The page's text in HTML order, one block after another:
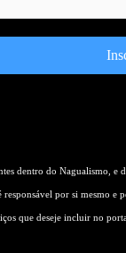
dentro do Nagualismo, e
por si mesmo
que deseje incluir no